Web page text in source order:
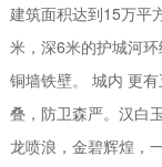
建筑面积达到15万平
米，深6米的护城河
铜墙铁壁。 城内 更
叠，防卫森严。汉白
龙喷浪，金碧辉煌，